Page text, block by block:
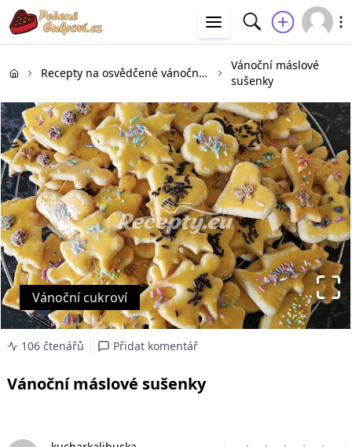
Recepty na osvědčené vánoční cukroví
Vánoční máslové
sušenky
Vánoční cukroví
106 čtenářů Přidat komentář
Vánoční máslové sušenky